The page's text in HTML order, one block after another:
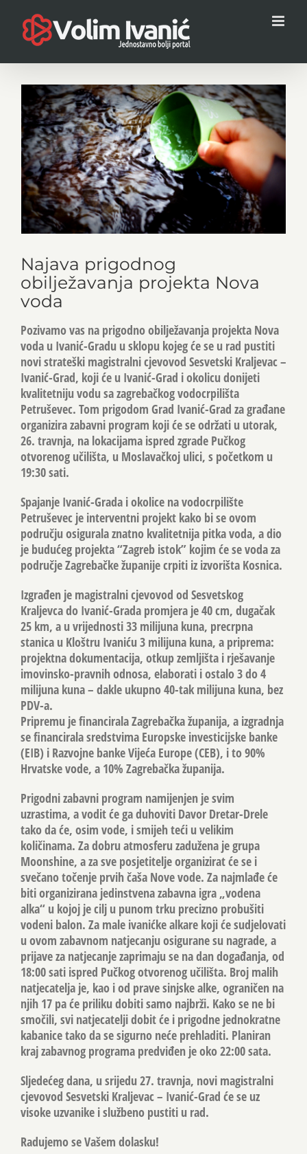
content
View
Larger
Image
Najava prigodnog
obilježavanja projekta Nova
voda
Pozivamo vas na prigodno obilježavanja projekta Nova
voda u Ivanić-Gradu u sklopu kojeg će se u rad pustiti
novi strateški magistralni cjevovod Sesvetski Kraljevac –
Ivanić-Grad, koji će u Ivanić-Grad i okolicu donijeti
kvalitetniju vodu sa zagrebačkog vodocrpilišta
Petruševec. Tom prigodom Grad Ivanić-Grad za građane
organizira zabavni program koji će se održati u utorak,
26. travnja, na lokacijama ispred zgrade Pučkog
otvorenog učilišta, u Moslavačkoj ulici, s početkom u
19:30 sati.
Spajanje Ivanić-Grada i okolice na vodocrpilište
Petruševec je interventni projekt kako bi se ovom
području osigurala znatno kvalitetnija pitka voda, a dio
je budućeg projekta “Zagreb istok” kojim će se voda za
područje Zagrebačke županije crpiti iz izvorišta Kosnica.
Izgrađen je magistralni cjevovod od Sesvetskog
Kraljevca do Ivanić-Grada promjera je 40 cm, dugačak
25 km, a u vrijednosti 33 milijuna kuna, precrpna
stanica u Kloštru Ivaniću 3 milijuna kuna, a priprema:
projektna dokumentacija, otkup zemljišta i rješavanje
imovinsko-pravnih odnosa, elaborati i ostalo 3 do 4
milijuna kuna – dakle ukupno 40-tak milijuna kuna, bez
PDV-a.
Pripremu je financirala Zagrebačka županija, a izgradnja
se financirala sredstvima Europske investicijske banke
(EIB) i Razvojne banke Vijeća Europe (CEB), i to 90%
Hrvatske vode, a 10% Zagrebačka županija.
Prigodni zabavni program namijenjen je svim
uzrastima, a vodit će ga duhoviti Davor Dretar-Drele
tako da će, osim vode, i smijeh teći u velikim
količinama. Za dobru atmosferu zadužena je grupa
Moonshine, a za sve posjetitelje organizirat će se i
svečano točenje prvih čaša Nove vode. Za najmlađe će
biti organizirana jedinstvena zabavna igra „vodena
alka“ u kojoj je cilj u punom trku precizno probušiti
vodeni balon. Za male ivanićke alkare koji će sudjelovati
u ovom zabavnom natjecanju osigurane su nagrade, a
prijave za natjecanje zaprimaju se na dan događanja, od
18:00 sati ispred Pučkog otvorenog učilišta. Broj malih
natjecatelja je, kao i od prave sinjske alke, ograničen na
njih 17 pa će priliku dobiti samo najbrži. Kako se ne bi
smočili, svi natjecatelji dobit će i prigodne jednokratne
kabanice tako da se sigurno neće prehladiti. Planiran
kraj zabavnog programa predviđen je oko 22:00 sata.
Sljedećeg dana, u srijedu 27. travnja, novi magistralni
cjevovod Sesvetski Kraljevac – Ivanić-Grad će se uz
visoke uzvanike i službeno pustiti u rad.
Radujemo se Vašem dolasku!